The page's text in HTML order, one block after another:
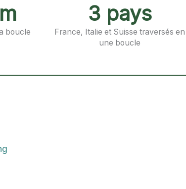
boucle
3 pays
France, Italie et Suisse traversés en
une boucle